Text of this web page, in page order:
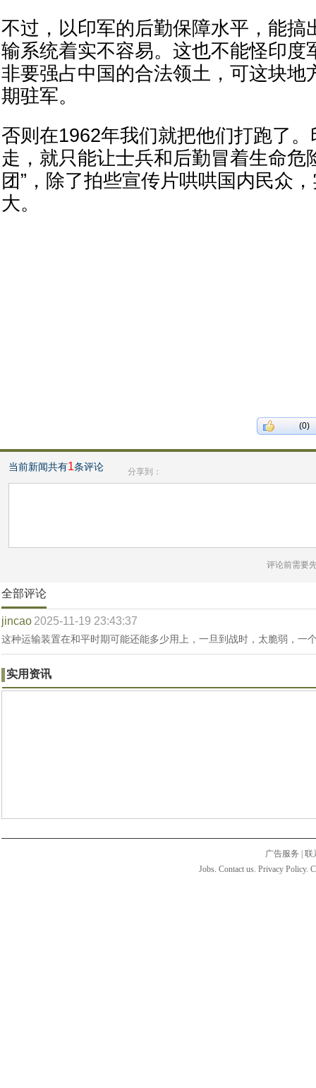
不过，以印军的后勤保障水平，能搞
输系统着实不容易。这也不能怪印度
非要强占中国的合法领土，可这块地
期驻军。
否则在1962年我们就把他们打跑了
走，就只能让士兵和后勤冒着生命危
团”，除了拍些宣传片哄哄国内民众
大。
(0)
当前新闻共有1条评论 分享到：
评论前需要
全部评论
jincao 2025-11-19 23:43:37
这种运输装置在和平时期可能还能多少用上，一旦到战时，太脆弱，一
实用资讯
广告服务
联
Jobs. Contact us. Privacy Policy.